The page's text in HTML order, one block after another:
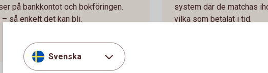
på bankkontot och bokföringen.
så enkelt det kan bli.
system där de matchas
vilka som betalat i tid.
Svenska